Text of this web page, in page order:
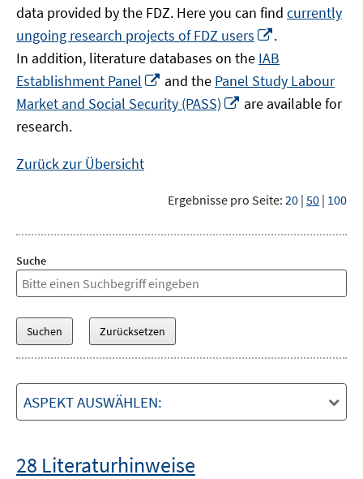
data provided by the FDZ. Here you can find currently
ungoing research projects of FDZ users
neuem
Fenster
öffnen
.
In addition, literature databases on the IAB
Establishment Panel
In
neuem
Fenster
and the Panel Study Labour
Market and Social Security (PASS)
In
are available for
research.
Zurück zur Übersicht
Ergebnisse pro Seite: 20 | 50 | 100
Suche
ASPEKT AUSWÄHLEN:
28 Literaturhinweise